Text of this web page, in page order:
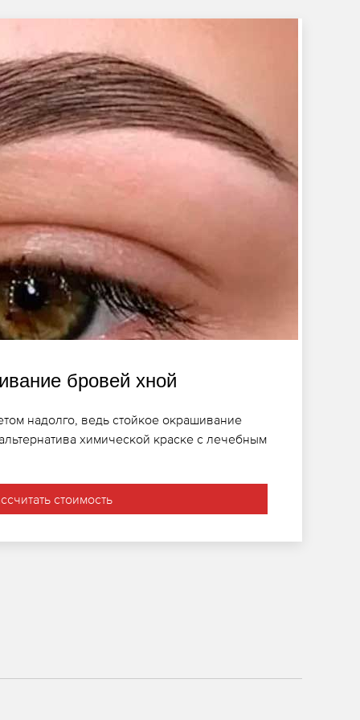
бровей хной
надолго, ведь стойкое окрашивание
химической краске с лечебным
стоимость